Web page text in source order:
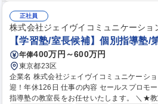
職種 【フィールドセールス】EV充電サービ
正社員
株式会社ジェイヴイコミュニケーショ
【学習塾/室長候補】個別指導塾
年俸400万円～600万円
東京都23区
企業名 株式会社ジェイヴイコミュニケーションズ 求人名 【学習塾/室長候補】個別指導塾/第二新卒
迎！年休126日 仕事の内容 セールスプロモーション(販売促進)+ロジスティクス(物流)業務を行う当社にて、個別
指導塾の教室長をお任せいたします。 ＼★教室長同士での情報